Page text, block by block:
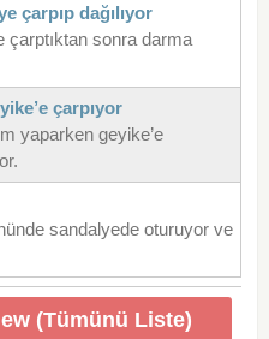
çarpıp dağılıyor
çarptıktan sonra darma
çarpıyor
yaparken geyike’e
sandalyede oturuyor ve
(Tümünü Liste)